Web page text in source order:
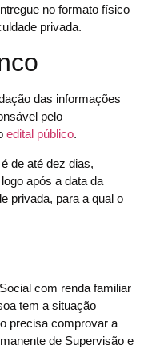
no formato físico
privada.
das informações
pelo
edital público.
de até dez dias,
após a data da
privada, para a qual o
com renda familiar
tem a situação
precisa comprovar a
de Supervisão e